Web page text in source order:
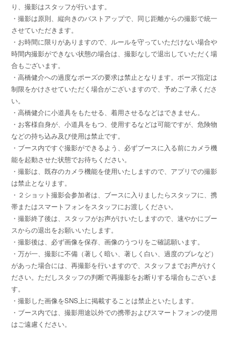
り、撮影はスタッフが行います。
・撮影は原則、縦向きのバストアップで、同じ距離からの撮影で統一
させていただきます。
・お時間に限りがありますので、ルールを守っていただけない場合や
時間内撮影ができない状態の場合は、撮影なしで退出していただく場
合もございます。
・高橋健介への過度なポーズの要求は禁止となります。ポーズ指定は
制限をかけさせていただく場合がございますので、予めご了承くださ
い。
・高橋健介に小道具をもたせる、着用させるなどはできません。
・お客様自身が、小道具をもつ、使用するなどは可能ですが、危険物
などの持ち込み及び使用は禁止です。
・ブース内ですぐ撮影ができるよう、必ずブースに入る前にカメラ機
能を起動させた状態でお待ちください。
・撮影は、既存のカメラ機能を使用いたしますので、アプリでの撮影
は禁止となります。
・２ショット撮影会参加者は、ブースに入りましたらスタッフに、携
帯またはスマートフォンをスタッフにお渡しください。
・撮影終了後は、スタッフがお声がけいたしますので、速やかにブー
スからの退出をお願いいたします。
・撮影後は、必ず画像を保存、画像のうつりをご確認願います。
・万が一、撮影に不備（著しく暗い、著しく白い、過度のブレなど）
があった場合には、再撮影を行いますので、スタッフまでお声がけく
ださい。ただしスタッフの判断で再撮影をお断りする場合もございま
す。
・撮影した画像をSNS上に掲載することは禁止といたします。
・ブース内では、撮影用途以外での携帯およびスマートフォンの使用
はご遠慮ください。